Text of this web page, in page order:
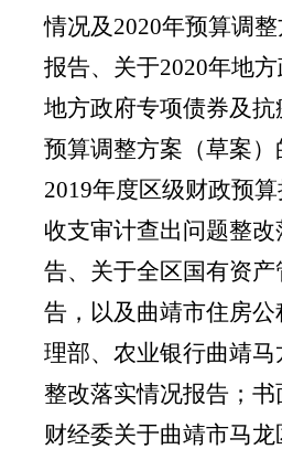
情况及2020年预算调
报告、关于2020年地
地方政府专项债券及
预算调整方案（草案
2019年度区级财政预
收支审计查出问题整
告、关于全区国有资产
告，以及曲靖市住房
理部、农业银行曲靖
整改落实情况报告；
财经委关于曲靖市马